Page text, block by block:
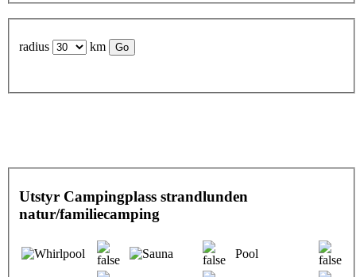
radius km
Utstyr Campingplass strandlunden
natur/familiecamping
Pool